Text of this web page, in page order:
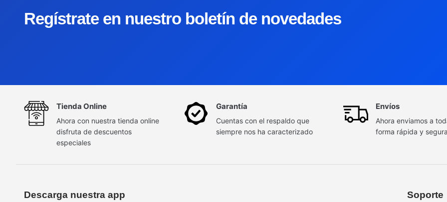
Regístrate en nuestro boletín de novedades
Tienda Online
Ahora con nuestra tienda online
disfruta de descuentos
especiales
Garantía
Cuentas con el respaldo que
siempre nos ha caracterizado
Envíos
Ahora enviamos a
forma rápida y segura
Descarga nuestra app Soporte